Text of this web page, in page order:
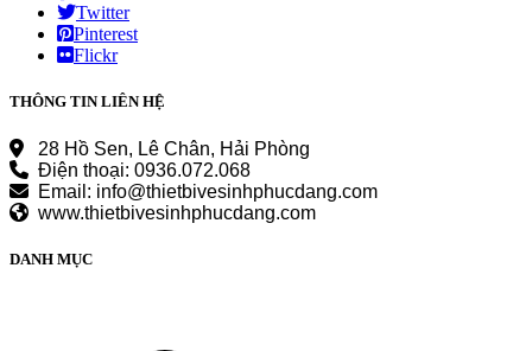
Twitter
Pinterest
Flickr
THÔNG TIN LIÊN HỆ
28 Hồ Sen, Lê Chân, Hải Phòng
Điện thoại: 0936.072.068
Email: info@thietbivesinhphucdang.com
www.thietbivesinhphucdang.com
DANH MỤC